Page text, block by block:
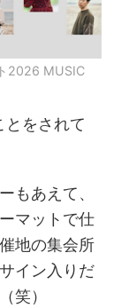
2026 MUSIC
をされて
もあえて、
マットで仕
地の集会所
イン入りだ
笑）